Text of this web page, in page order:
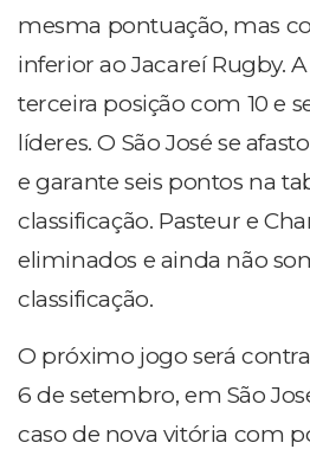
mesma pontuação, mas
inferior ao Jacareí Rugby.
terceira posição com 10 e
líderes. O São José se
e garante seis pontos na
classificação. Pasteur e
eliminados e ainda não
classificação.
O próximo jogo será
6 de setembro, em São
caso de nova vitória com